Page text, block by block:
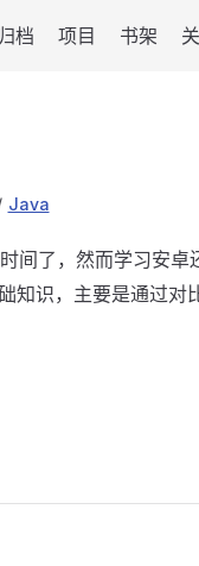
档 项目 书架
Java
间了，然而学习安卓
知识，主要是通过对